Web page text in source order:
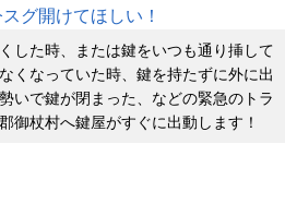
グ開けてほしい！
した時、または鍵をいつも通り挿して
くなっていた時、鍵を持たずに外に出
いで鍵が閉まった、などの緊急のトラ
御杖村へ鍵屋がすぐに出動します！